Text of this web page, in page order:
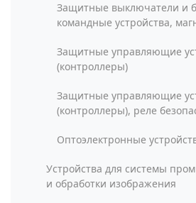
Защитные выключатели и
командные устройства,
Защитные управляющие
(контроллеры)
Защитные управляющие
(контроллеры), реле
Оптоэлектронные
Устройства для системы
и обработки изображения